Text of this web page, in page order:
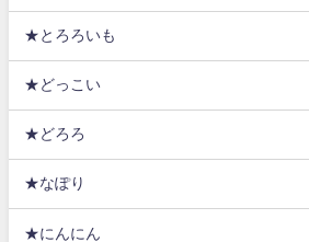
★とろろいも
★どっこい
★どろろ
★なぽり
★にんにん